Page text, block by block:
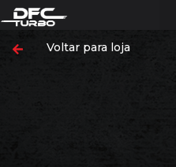
Voltar para loja